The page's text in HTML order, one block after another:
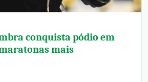
conquista pódio em
mais